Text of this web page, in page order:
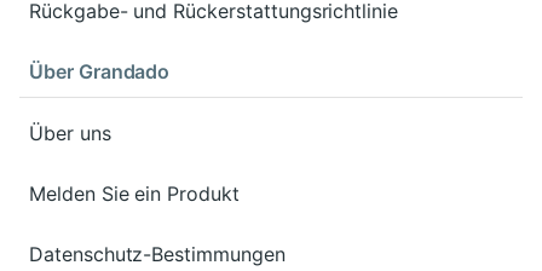
Rückgabe- und Rückerstattungsrichtlinie
Über Grandado
Über uns
Melden Sie ein Produkt
Datenschutz-Bestimmungen